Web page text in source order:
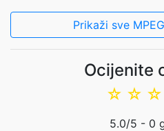
Prikaži sve
Ocijenite
☆
☆
☆
5.0/5 - 0